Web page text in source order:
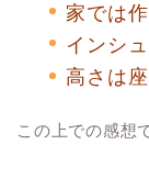
家では
インシ
高さは
この上での感想